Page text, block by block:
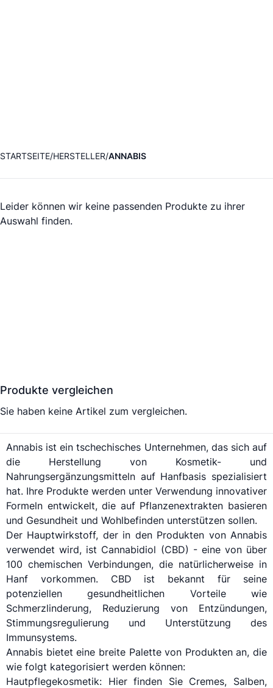
STARTSEITE HERSTELLER ANNABIS
Leider können wir keine passenden Produkte zu ihrer
Auswahl finden.
Produkte vergleichen
Sie haben keine Artikel zum vergleichen.
Annabis ist ein tschechisches Unternehmen, das sich auf
die Herstellung von Kosmetik- und
Nahrungsergänzungsmitteln auf Hanfbasis spezialisiert
hat. Ihre Produkte werden unter Verwendung innovativer
Formeln entwickelt, die auf Pflanzenextrakten basieren
und Gesundheit und Wohlbefinden unterstützen sollen.
Der Hauptwirkstoff, der in den Produkten von Annabis
verwendet wird, ist Cannabidiol (CBD) - eine von über
100 chemischen Verbindungen, die natürlicherweise in
Hanf vorkommen. CBD ist bekannt für seine
potenziellen gesundheitlichen Vorteile wie
Schmerzlinderung, Reduzierung von Entzündungen,
Stimmungsregulierung und Unterstützung des
Immunsystems.
Annabis bietet eine breite Palette von Produkten an, die
wie folgt kategorisiert werden können:
Hautpflegekosmetik: Hier finden Sie Cremes, Salben,